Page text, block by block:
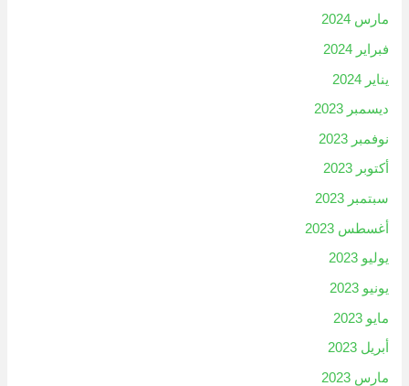
مارس 2024
فبراير 2024
يناير 2024
ديسمبر 2023
نوفمبر 2023
أكتوبر 2023
سبتمبر 2023
أغسطس 2023
يوليو 2023
يونيو 2023
مايو 2023
أبريل 2023
مارس 2023